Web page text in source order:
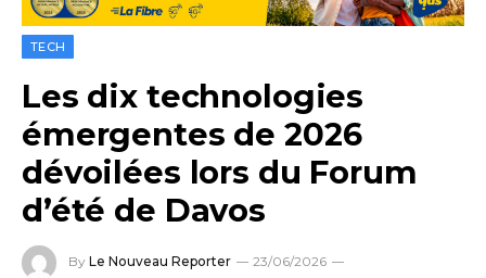
TECH
Les dix technologies
émergentes de 2026
dévoilées lors du Forum
d’été de Davos
By Le Nouveau Reporter
23/06/2026